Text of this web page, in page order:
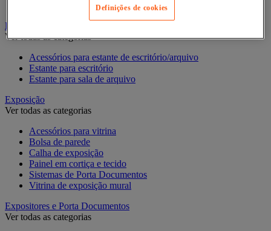
Estante de escritório
Ver todas as categorias
Acessórios para estante de escritório/arquivo
Estante para escritório
Estante para sala de arquivo
Exposição
Ver todas as categorias
Acessórios para vitrina
Bolsa de parede
Calha de exposição
Painel em cortiça e tecido
Sistemas de Porta Documentos
Vitrina de exposição mural
Expositores e Porta Documentos
Ver todas as categorias
Definições de cookies